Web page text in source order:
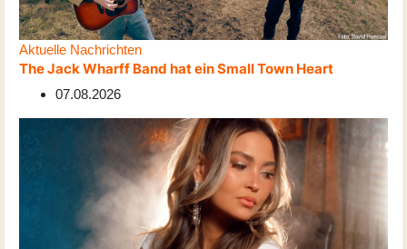
Aktuelle Nachrichten
The Jack Wharff Band hat ein Small Town Heart
07.08.2026